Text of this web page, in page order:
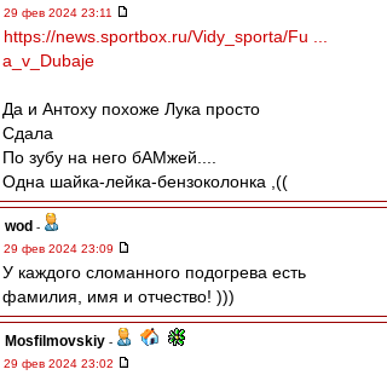
29 фев 2024 23:11
https://news.sportbox.ru/Vidy_sporta/Fu ...
a_v_Dubaje
Да и Антоху похоже Лука просто
Сдала
По зубу на него бАМжей....
Одна шайка-лейка-бензоколонка ,((
wod -
29 фев 2024 23:09
У каждого сломанного подогрева есть
фамилия, имя и отчество! )))
Mosfilmovskiy -
29 фев 2024 23:02